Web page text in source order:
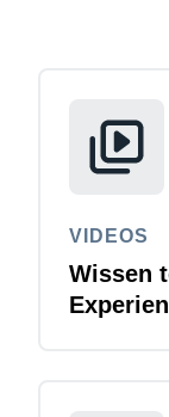
VIDEOS
Wissen